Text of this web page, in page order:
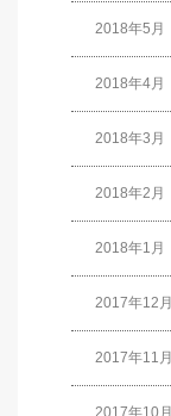
2018年5月
2018年4月
2018年3月
2018年2月
2018年1月
2017年12月
2017年11月
2017年10月